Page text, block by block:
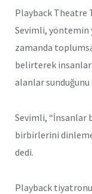
Playback Theatre
Sevimli, yöntemin
zamanda
belirterek
alanlar sunduğunu
Sevimli, “İnsanlar
birbirlerini
dedi.
Playback